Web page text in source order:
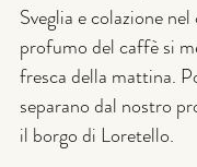
Sveglia e colazione
profumo del caffè si
fresca della mattina.
separano dal nostro
il borgo di Loretello.